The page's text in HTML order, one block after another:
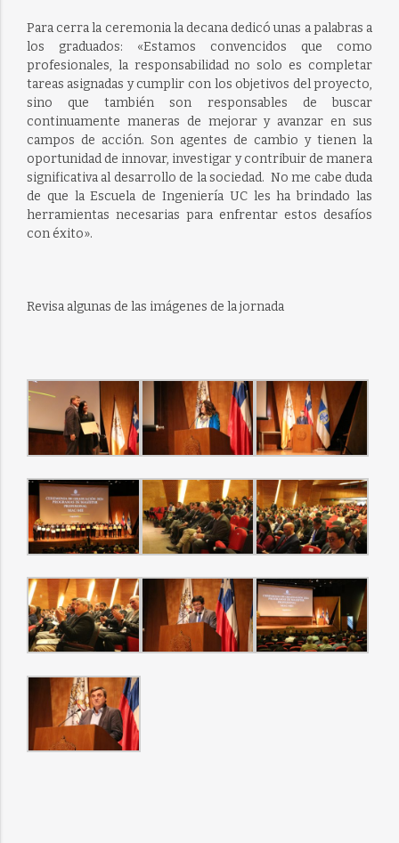
Para cerra la ceremonia la decana dedicó unas a palabras a
los graduados: «Estamos convencidosque como
profesionales, la responsabilidad no solo es completar
tareas asignadas y cumplir con los objetivos del proyecto,
sino que también son responsables de buscar
continuamente maneras de mejorar y avanzar en sus
campos de acción. Son agentes de cambio y tienen la
oportunidad de innovar, investigar y contribuir de manera
significativa al desarrollo de la sociedad. No me cabe duda
de que la Escuela de Ingeniería UCles ha brindado las
herramientas necesarias para enfrentar estos desafíos
con éxito».
Revisa algunas de las imágenes de la jornada